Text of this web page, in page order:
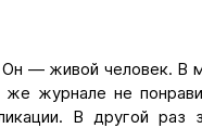
— живой человек. В
журнале не
В другой раз